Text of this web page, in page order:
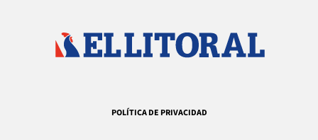
POLÍTICA DE PRIVACIDAD